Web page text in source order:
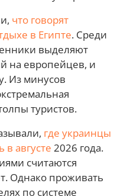
что говорят
в Египте. Среди
выделяют
на европейцев, и
Из минусов
туристов.
где украинцы
в августе 2026 года.
считаются
Однако проживать
по системе